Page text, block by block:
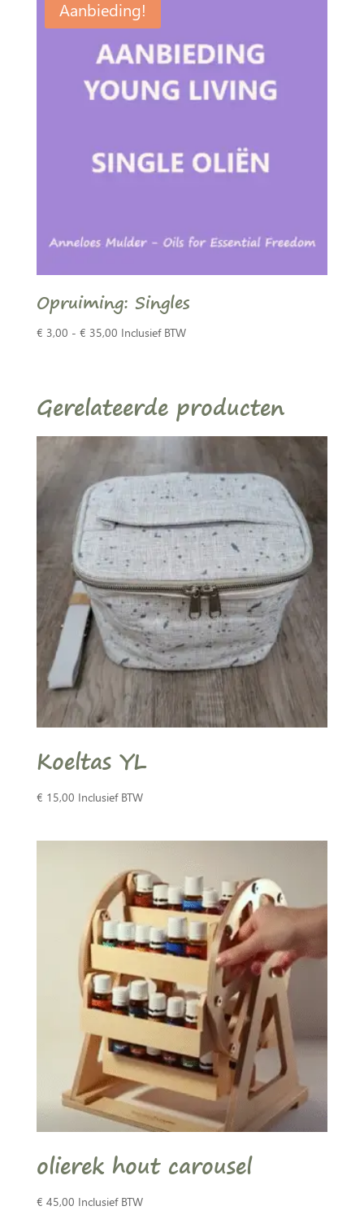
Aanbieding!
Opruiming: Singles
€ 3,00 - € 35,00Prijsklasse:
Inclusief BTW
Gerelateerde producten
Koeltas YL
€ 15,00 Inclusief BTW
olierek hout carousel
€ 45,00 Inclusief BTW